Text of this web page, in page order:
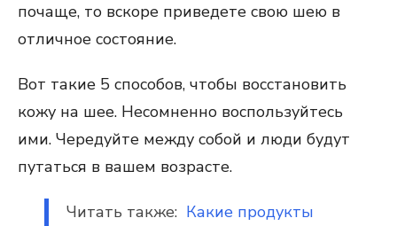
почаще, то вскоре приведете свою шею в
отличное состояние.
Вот такие 5 способов, чтобы восстановить
кожу на шее. Несомненно воспользуйтесь
ими. Чередуйте между собой и люди будут
путаться в вашем возрасте.
Читать также: Какие продукты